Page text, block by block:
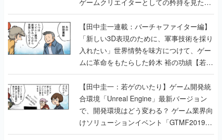
ゲームクリエイターとしての矜持を見た
【若ゲのいたり最終回】
【田中圭一連載：バーチャファイター編】
「新しい3D表現のために、軍事技術を採り
入れたい」世界情勢を味方につけて、ゲー
ムに革命をもたらした鈴木 裕の功績【若ゲ
のいたり】
【田中圭一：若ゲのいたり】ゲーム開発統
合環境「Unreal Engine」最新バージョン
で、開発環境はどう変わる？ ゲーム業界向
けソリューションイベント「GTMF2019」
に行って、より理解を深めよう【PR】